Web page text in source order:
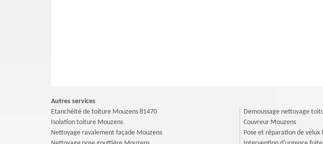
Autres services
Etanchéité de toiture Mouzens 81470
Isolation toiture Mouzens
Nettoyage ravalement façade Mouzens
Demoussage nettoyage
Couvreur Mouzens
Pose et réparation de velux